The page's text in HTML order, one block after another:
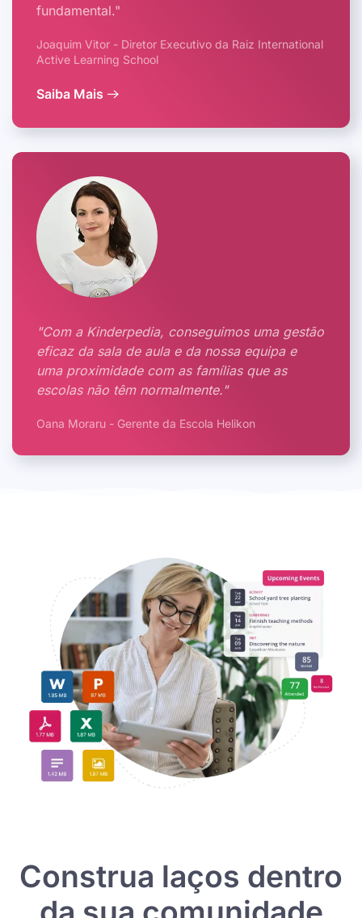
fundamental."
Joaquim Vitor - Diretor Executivo da Raiz International
Active Learning School
Saiba Mais
"Com a Kinderpedia, conseguimos uma gestão
eficaz da sala de aula e da nossa equipa e
uma proximidade com as famílias que as
escolas não têm normalmente."
Oana Moraru - Gerente da Escola Helikon
Construa laços dentro